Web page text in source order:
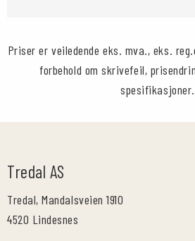
Priser er veiledende eks. mva., eks.
forbehold om skrivefeil,
spesifikasjoner.
Tredal AS
Tredal, Mandalsveien 1910
4520 Lindesnes